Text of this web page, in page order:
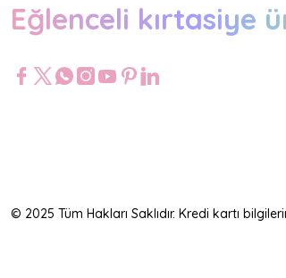
Eğlenceli kırtasiye
© 2025 Tüm Hakları Saklıdır. Kredi kartı